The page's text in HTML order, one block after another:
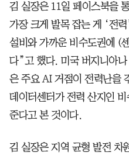
김 실장은 11일 페이스북을
가장 크게 발목 잡는 게 ‘전
설비와 가까운 비수도권에 (
다”고 했다. 미국 버지니아
은 주요 AI 거점이 전력난을
데이터센터가 전력 산지인
준다고 본 것이다.
김 실장은 지역 균형 발전 차